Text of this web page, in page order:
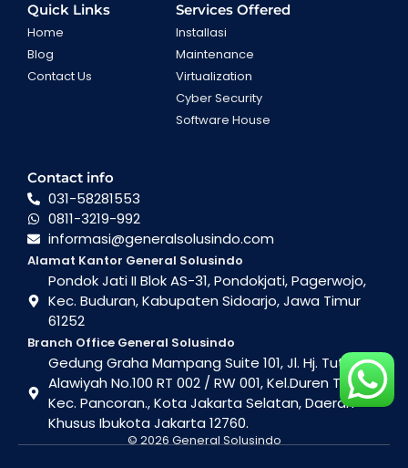
Quick Links
Home
Blog
Contact Us
Services Offered
Installasi
Maintenance
Virtualization
Cyber Security
Software House
Contact info
031-58281553
0811-3219-992
informasi@generalsolusindo.com
Alamat Kantor General Solusindo
Pondok Jati II Blok AS-31, Pondokjati, Pagerwojo,
Kec. Buduran, Kabupaten Sidoarjo, Jawa Timur
61252
Branch Office General Solusindo
Gedung Graha Mampang Suite 101, Jl. Hj. Tutty
Alawiyah No.100 RT 002 / RW 001, Kel.Duren Tiga ,
Kec. Pancoran., Kota Jakarta Selatan, Daerah
Khusus Ibukota Jakarta 12760.
© 2026 General Solusindo